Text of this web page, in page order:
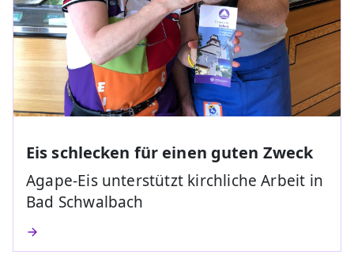
Eis schlecken für einen guten Zweck
Agape-Eis unterstützt kirchliche Arbeit in
Bad Schwalbach